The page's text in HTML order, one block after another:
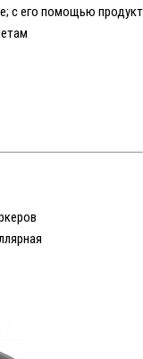
с его помощью продукт